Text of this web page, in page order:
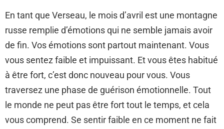
En tant que Verseau, le mois d’avril est une montagne
russe remplie d’émotions qui ne semble jamais avoir
de fin. Vos émotions sont partout maintenant. Vous
vous sentez faible et impuissant. Et vous êtes habitué
à être fort, c’est donc nouveau pour vous. Vous
traversez une phase de guérison émotionnelle. Tout
le monde ne peut pas être fort tout le temps, et cela
vous comprend. Se sentir faible en ce moment ne fait